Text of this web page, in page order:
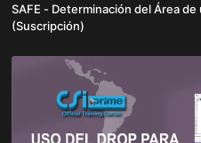
SAFE - Determinación del Área
(Suscripción)